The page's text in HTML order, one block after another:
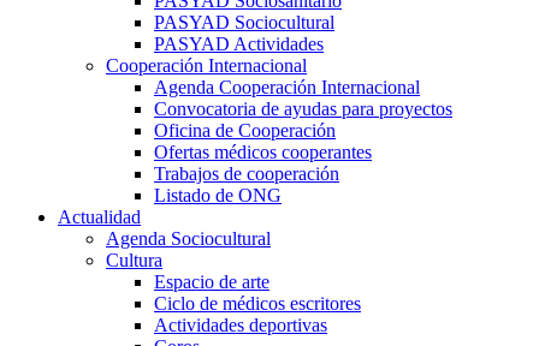
PASYAD Sociocultural
PASYAD Actividades
Cooperación Internacional
Agenda Cooperación Internacional
Convocatoria de ayudas para proyectos
Oficina de Cooperación
Ofertas médicos cooperantes
Trabajos de cooperación
Listado de ONG
Actualidad
Agenda Sociocultural
Cultura
Espacio de arte
Ciclo de médicos escritores
Actividades deportivas